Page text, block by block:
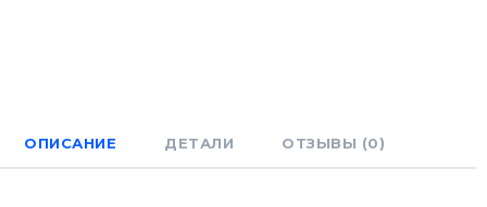
ОПИСАНИЕ ДЕТАЛИ ОТЗЫВЫ (0)